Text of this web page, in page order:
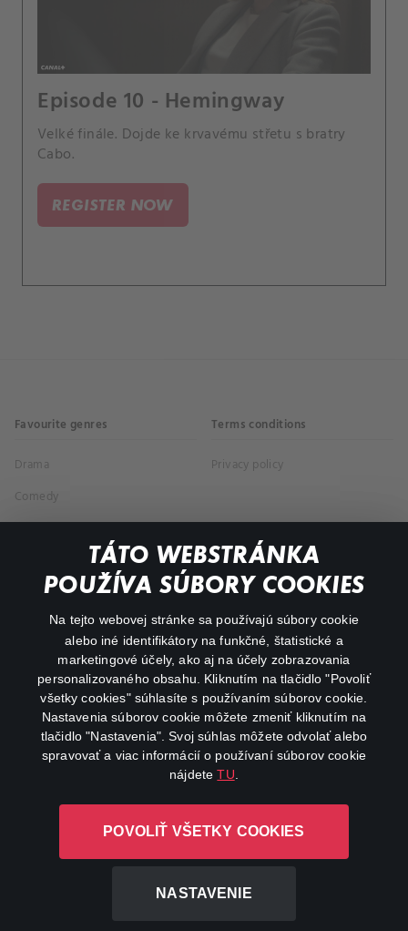
TÁTO WEBSTRÁNKA
POUŽÍVA SÚBORY COOKIES
Na tejto webovej stránke sa používajú súbory cookie
alebo iné identifikátory na funkčné, štatistické a
marketingové účely, ako aj na účely zobrazovania
personalizovaného obsahu. Kliknutím na tlačidlo "Povoliť
všetky cookies" súhlasíte s používaním súborov cookie.
Nastavenia súborov cookie môžete zmeniť kliknutím na
tlačidlo "Nastavenia". Svoj súhlas môžete odvolať alebo
spravovať a viac informácií o používaní súborov cookie
nájdeteTU
POVOLIŤ VŠETKY COOKIES
NASTAVENIE
Episode 10 - Hemingway
Velké finále. Dojde ke krvavému střetu s bratry
Cabo.
REGISTER NOW
Favourite genres
Drama
Comedy
Documentaries
Terms conditions
Privacy policy
My profile
Important links
Canal+ Luxembourg S. à r.l. so sídlom Rue Albert Borschette 4,